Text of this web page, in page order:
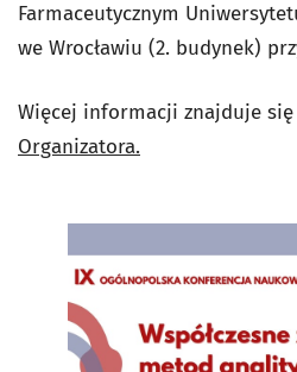
Farmaceutycznym
we Wrocławiu (2. budynek)
Więcej informacji znajduje
Organizatora.